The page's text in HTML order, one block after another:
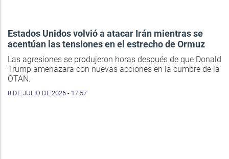
Estados Unidos volvió a atacar Irán mientras se
acentúan las tensiones en el estrecho de Ormuz
Las agresiones se produjeron horas después de que Donald
Trump amenazara con nuevas acciones en la cumbre de la
OTAN.
8 DE JULIO DE 2026 - 17:57